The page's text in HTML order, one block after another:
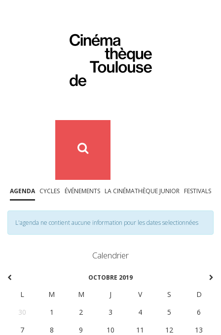
AGENDA CYCLES ÉVÉNEMENTS LA CINÉMATHÈQUE JUNIOR FESTIVALS
L'agenda ne contient aucune information pour les dates selectionnées
Calendrier
OCTOBRE 2019
L M M J V S
D
30
1 2 3 4 5
6
7
8 9 10 11 12
13